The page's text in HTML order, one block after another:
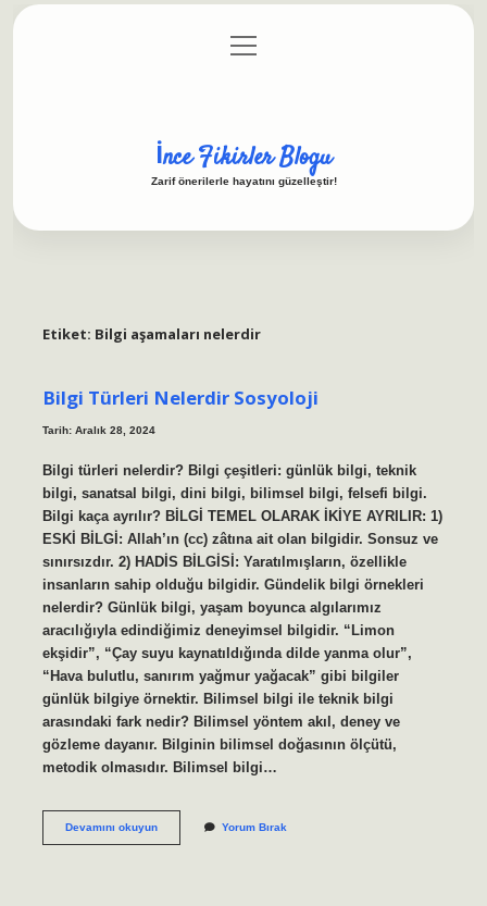
Gizlilik Politikası
menüyü
aç
İnce Fikirler Blogu
Zarif önerilerle hayatını güzelleştir!
Etiket: Bilgi aşamaları nelerdir
Bilgi Türleri Nelerdir Sosyoloji
Tarih: Aralık 28, 2024
Bilgi türleri nelerdir? Bilgi çeşitleri: günlük bilgi, teknik
bilgi, sanatsal bilgi, dini bilgi, bilimsel bilgi, felsefi bilgi.
Bilgi kaça ayrılır? BİLGİ TEMEL OLARAK İKİYE AYRILIR: 1)
ESKİ BİLGİ: Allah’ın (cc) zâtına ait olan bilgidir. Sonsuz ve
sınırsızdır. 2) HADİS BİLGİSİ: Yaratılmışların, özellikle
insanların sahip olduğu bilgidir. Gündelik bilgi örnekleri
nelerdir? Günlük bilgi, yaşam boyunca algılarımız
aracılığıyla edindiğimiz deneyimsel bilgidir. “Limon
ekşidir”, “Çay suyu kaynatıldığında dilde yanma olur”,
“Hava bulutlu, sanırım yağmur yağacak” gibi bilgiler
günlük bilgiye örnektir. Bilimsel bilgi ile teknik bilgi
arasındaki fark nedir? Bilimsel yöntem akıl, deney ve
gözleme dayanır. Bilginin bilimsel doğasının ölçütü,
metodik olmasıdır. Bilimsel bilgi…
Devamını okuyunBilgi
Yorum Bırak